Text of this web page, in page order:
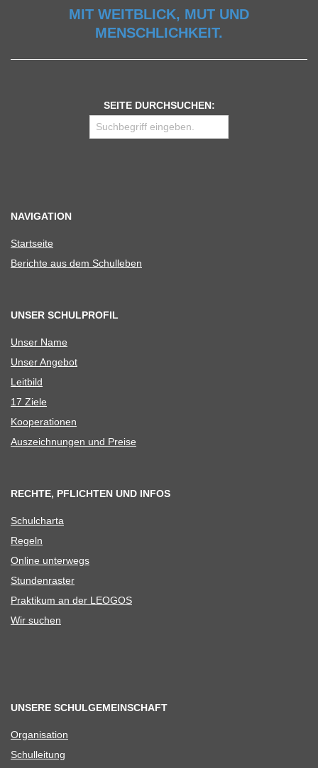
MIT WEITBLICK, MUT UND
MENSCHLICHKEIT.
SEITE DURCHSUCHEN:
NAVIGATION
Start­seite
Berichte aus dem Schulleben
UNSER SCHULPROFIL
Unser Name
Unser Ange­bot
Leit­bild
17 Ziele
Koope­ra­tio­nen
Aus­zeich­nun­gen und Preise
RECHTE, PFLICHTEN UND INFOS
Schul­charta
Regeln
Online unter­wegs
Stun­den­ras­ter
Prak­ti­kum an der LEOGOS
Wir suchen
UNSERE SCHULGEMEINSCHAFT
Orga­ni­sa­tion
Schul­lei­tung